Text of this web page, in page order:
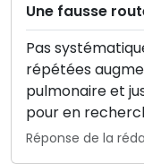
Une fausse
Pas
répétées
pulmonaire et
pour en
Réponse de la